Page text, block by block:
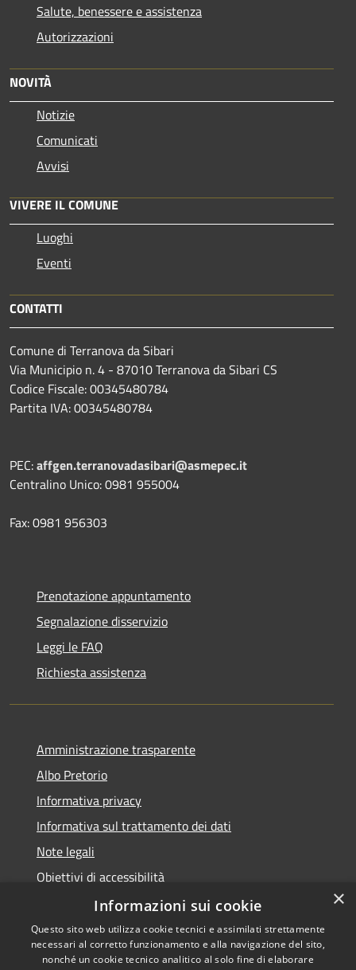
Salute, benessere e assistenza
Autorizzazioni
NOVITÀ
Notizie
Comunicati
Avvisi
VIVERE IL COMUNE
Luoghi
Eventi
CONTATTI
Comune di Terranova da Sibari
Via Municipio n. 4 - 87010 Terranova da Sibari CS
Codice Fiscale: 00345480784
Partita IVA: 00345480784
PEC:affgen.terranovadasibari@asmepec.it
Centralino Unico: 0981 955004
Fax: 0981 956303
Prenotazione appuntamento
Segnalazione disservizio
Leggi le FAQ
Richiesta assistenza
Amministrazione trasparente
Albo Pretorio
Informativa privacy
Informativa sul trattamento dei dati
Note legali
Obiettivi di accessibilità
Dichiarazione di accessibilità
×
Informazioni sui cookie
Questo sito web utilizza cookie tecnici e assimilati strettamente
necessari al corretto funzionamento e alla navigazione del sito,
nonché un cookie tecnico analitico al solo fine di elaborare